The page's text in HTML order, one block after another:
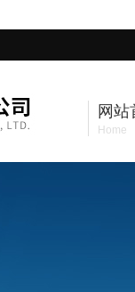
网站
Home